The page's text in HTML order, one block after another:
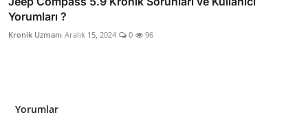
Yorumları ?
Kronik Uzmanı Aralık 15, 2024 0 96
Yorumlar